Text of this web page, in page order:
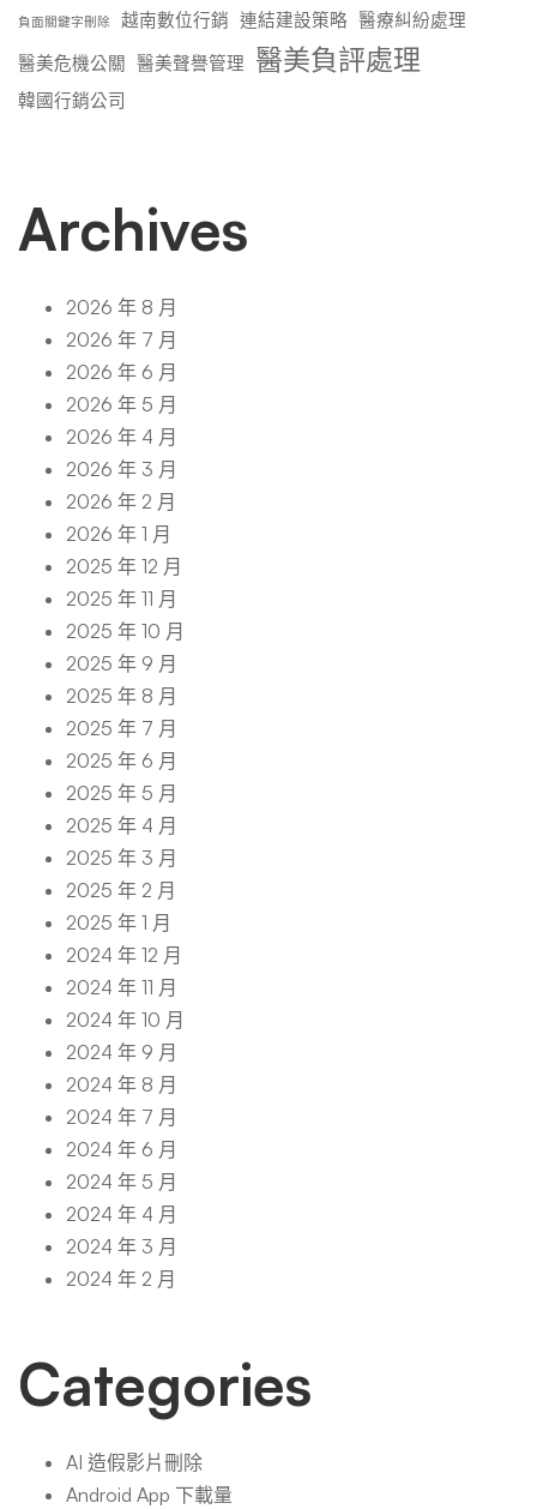
負面關鍵字刪除 越南數位行銷 連結建設策略 醫療糾紛處理
醫美危機公關 醫美聲譽管理 醫美負評處理
韓國行銷公司
Archives
2026 年 8 月
2026 年 7 月
2026 年 6 月
2026 年 5 月
2026 年 4 月
2026 年 3 月
2026 年 2 月
2026 年 1 月
2025 年 12 月
2025 年 11 月
2025 年 10 月
2025 年 9 月
2025 年 8 月
2025 年 7 月
2025 年 6 月
2025 年 5 月
2025 年 4 月
2025 年 3 月
2025 年 2 月
2025 年 1 月
2024 年 12 月
2024 年 11 月
2024 年 10 月
2024 年 9 月
2024 年 8 月
2024 年 7 月
2024 年 6 月
2024 年 5 月
2024 年 4 月
2024 年 3 月
2024 年 2 月
Categories
AI 造假影片刪除
Android App 下載量